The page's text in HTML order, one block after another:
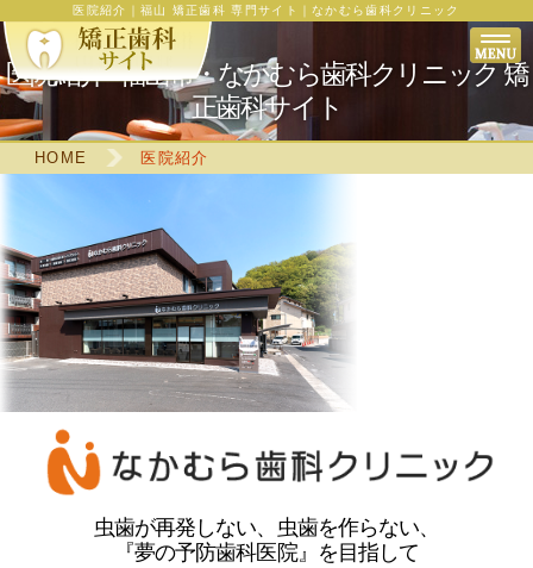
医院紹介｜福山 矯正歯科 専門サイト｜なかむら歯科クリニック
医院紹介 - 福山市・なかむら歯科クリニック 矯
正歯科サイト
HOME 医院紹介
虫歯が再発しない、虫歯を作らない、
『夢の予防歯科医院』を目指して